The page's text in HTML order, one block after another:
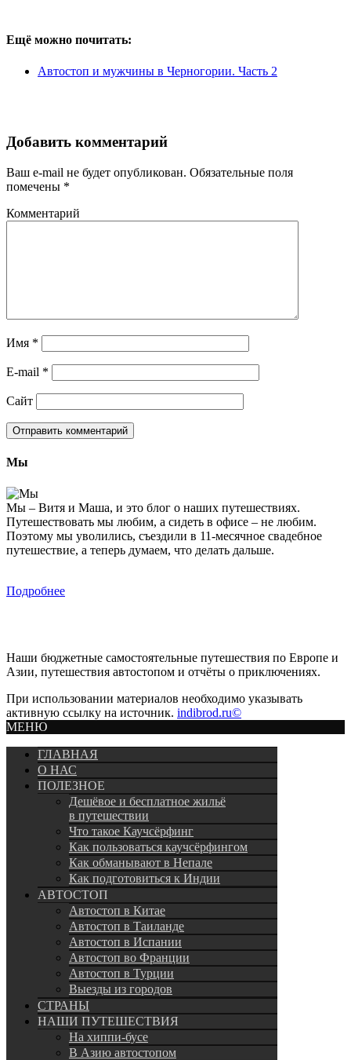
Ещё можно почитать:
Автостоп и мужчины в Черногории. Часть 2
Добавить комментарий
Ваш e-mail не будет опубликован. Обязательные поля
помечены *
Комментарий
Имя *
E-mail *
Сайт
Мы
Мы – Витя и Маша, и это блог о наших путешествиях.
Путешествовать мы любим, а сидеть в офисе – не любим.
Поэтому мы уволились, съездили в 11-месячное свадебное
путешествие, а теперь думаем, что делать дальше.
Подробнее
Наши бюджетные самостоятельные путешествия по Европе и
Азии, путешествия автостопом и отчёты о приключениях.
При использовании материалов необходимо указывать
активную ссылку на источник. indibrod.ru©
МЕНЮ
ГЛАВНАЯ
О НАС
ПОЛЕЗНОЕ
Дешёвое и бесплатное жильё
в путешествии
Что такое Каучсёрфинг
Как пользоваться каучсёрфингом
Как обманывают в Непале
Как подготовиться к Индии
АВТОСТОП
Автостоп в Китае
Автостоп в Таиланде
Автостоп в Испании
Автостоп во Франции
Автостоп в Турции
Выезды из городов
СТРАНЫ
НАШИ ПУТЕШЕСТВИЯ
На хиппи-бусе
В Азию автостопом